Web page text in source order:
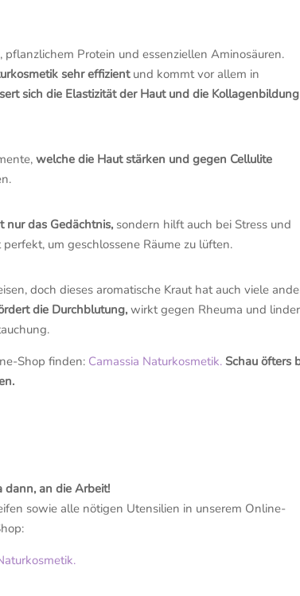
Protein und essenziellen Aminosäuren.
sehr effizientund kommt vor allem in
sich die Elastizität der Haut und die Kollagenbildung
welche die Haut stärken und gegen Cellulite
nur das Gedächtnis, sondern hilft auch bei Stress und
um geschlossene Räume zu lüften.
doch dieses aromatische Kraut hat auch viele
die Durchblutung,wirkt gegen Rheuma und
Shop finden: Camassia Naturkosmetik. Schau öfters
dann, an die Arbeit!
sowie alle nötigen Utensilien in unserem Online-